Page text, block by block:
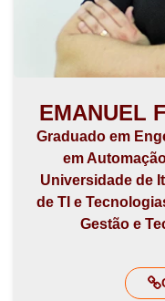
EMANUEL
Graduado em
em
Universidade de
de TI e
Gestão e